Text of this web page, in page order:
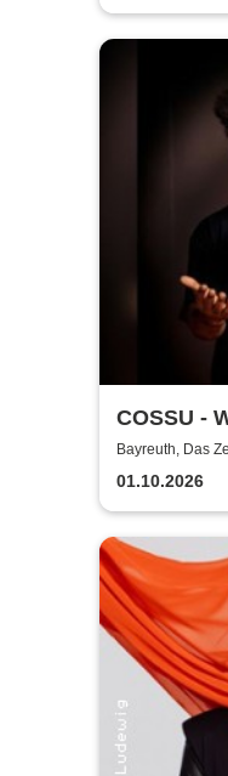
COSSU -
Comedy
Bayreuth, Das
01.10.2026